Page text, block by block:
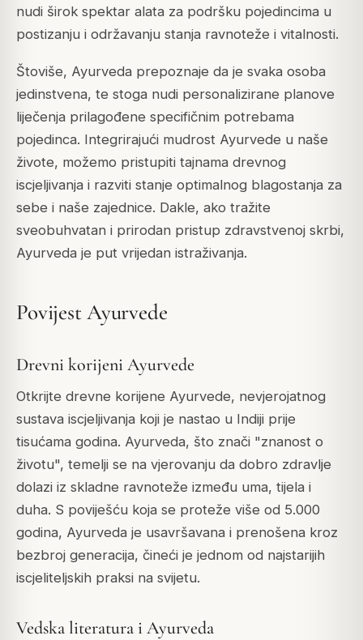
nudi širok spektar alata za podršku pojedincima u
postizanju i održavanju stanja ravnoteže i vitalnosti.
Štoviše, Ayurveda prepoznaje da je svaka osoba
jedinstvena, te stoga nudi personalizirane planove
liječenja prilagođene specifičnim potrebama
pojedinca. Integrirajući mudrost Ayurvede u naše
živote, možemo pristupiti tajnama drevnog
iscjeljivanja i razviti stanje optimalnog blagostanja za
sebe i naše zajednice. Dakle, ako tražite
sveobuhvatan i prirodan pristup zdravstvenoj skrbi,
Ayurveda je put vrijedan istraživanja.
Povijest Ayurvede
Drevni korijeni Ayurvede
Otkrijte drevne korijene Ayurvede, nevjerojatnog
sustava iscjeljivanja koji je nastao u Indiji prije
tisućama godina. Ayurveda, što znači "znanost o
životu", temelji se na vjerovanju da dobro zdravlje
dolazi iz skladne ravnoteže između uma, tijela i
duha. S poviješću koja se proteže više od 5.000
godina, Ayurveda je usavršavana i prenošena kroz
bezbroj generacija, čineći je jednom od najstarijih
iscjeliteljskih praksi na svijetu.
Vedska literatura i Ayurveda